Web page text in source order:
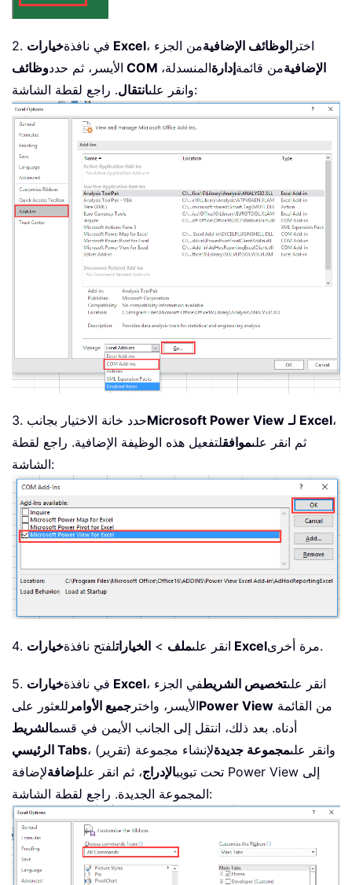
2. في نافذة خيارات Excel ، اختر الوظائف الإضافيةمن الجزء
الأيسر، ثم حدد
وظائف COM الإضافيةمن قائمةإدارةالمنسدلة،
وانقر علىانتقال . راجع لقطة الشاشة:
3. حدد خانة الاختيار بجانبMicrosoft Power View لـ Excel،
ثم انقر علىموافقلتفعيل هذه الوظيفة الإضافية. راجع لقطة
الشاشة:
4. انقر علىملف > الخياراتلفتح نافذة خيارات Excel مرة أخرى.
5. في نافذة خيارات Excel ، انقر علىتخصيص الشريطفي الجزء
الأيسر، واختر جميع الأوامر للعثور على Power View
أدناه. بعد ذلك، انتقل إلى الجانب الأيمن في قسمالشريط
الرئيسي Tabs
، وانقر علىمجموعة جديدةلإنشاء مجموعة (تقرير)
تحت تبويبالإدراج، ثم انقر علىإضافةلإضافة Power View إلى
المجموعة الجديدة. راجع لقطة الشاشة: